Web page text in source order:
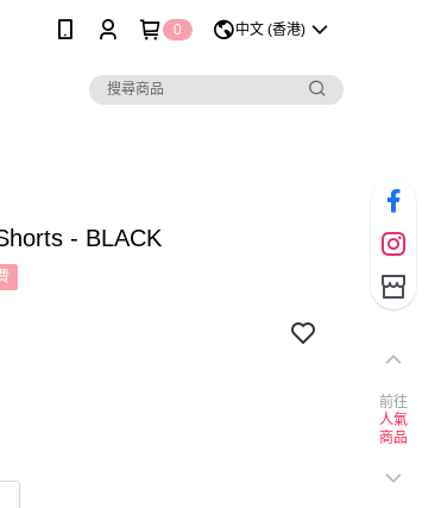
0 中文 (香港)
- BLACK
前往
人氣
商品